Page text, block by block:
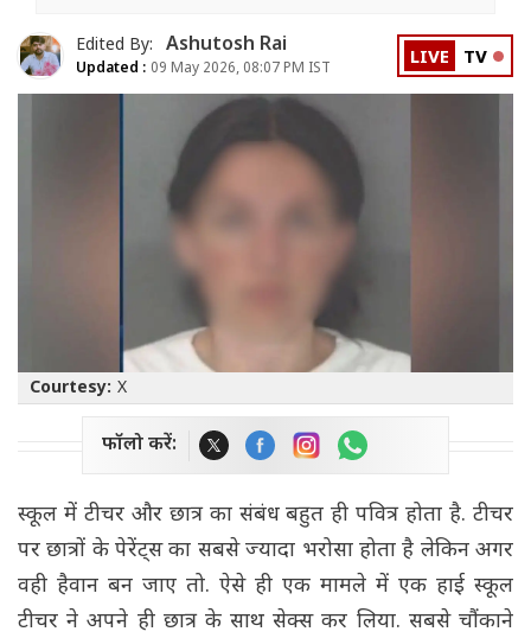
Edited By: Ashutosh Rai
Updated : 09 May 2026, 08:07 PM IST LIVE TV
Courtesy: X
फॉलो करें:
स्कूल में टीचर और छात्र का संबंध बहुत ही पवित्र होता है. टीचर
पर छात्रों के पेरेंट्स का सबसे ज्यादा भरोसा होता है लेकिन अगर
वही हैवान बन जाए तो. ऐसे ही एक मामले में एक हाई स्कूल
टीचर ने अपने ही छात्र के साथ सेक्स कर लिया. सबसे चौंकाने